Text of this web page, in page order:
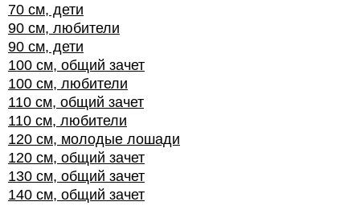
70 см, дети
90 см, любители
90 см, дети
100 см, общий зачет
100 см, любители
110 см, общий зачет
110 см, любители
120 см, молодые лошади
120 см, общий зачет
130 см, общий зачет
140 см, общий зачет